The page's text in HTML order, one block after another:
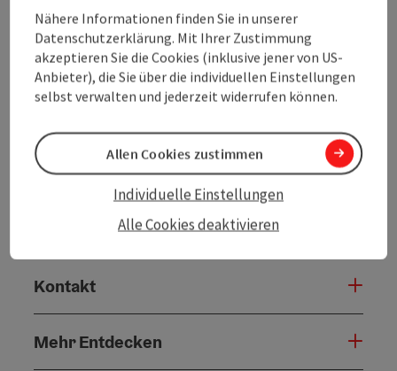
Preise
Barrierefreiheit
Wegbetreuer
Kontakt
Mehr Entdecken
Nähere Informationen finden Sie in unserer
Datenschutzerklärung. Mit Ihrer Zustimmung
akzeptieren Sie die Cookies (inklusive jener von US-
Anbieter), die Sie über die individuellen Einstellungen
selbst verwalten und jederzeit widerrufen können.
Alle Cookies deaktivieren
Individuelle Einstellungen
Allen Cookies zustimmen